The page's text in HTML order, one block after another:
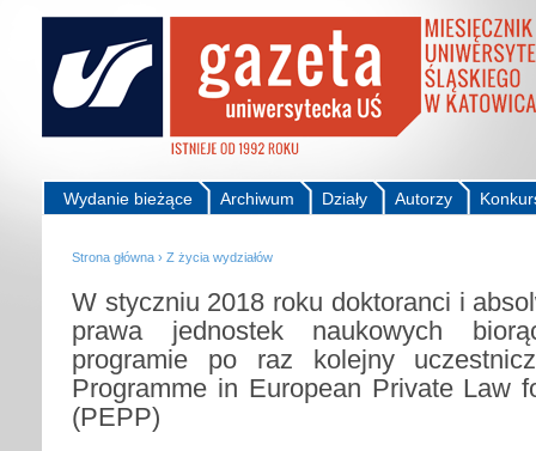
Autorzy
Działy
Archiwum
Wydanie bieżące
Strona główna › Z życia wydziałów
W styczniu 2018 roku doktoranci i
prawa jednostek naukowych
programie po raz kolejny
Programme in European Private Law
(PEPP)